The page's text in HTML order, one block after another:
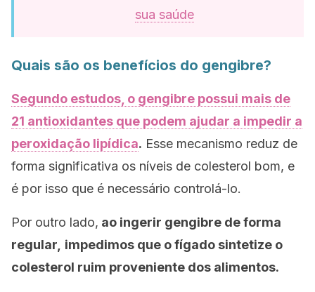
sua saúde
Quais são os benefícios do gengibre?
Segundo estudos, o gengibre possui mais de
21 antioxidantes que podem ajudar a impedir a
peroxidação lipídica. Esse mecanismo reduz de
forma significativa os níveis de colesterol bom, e
é por isso que é necessário controlá-lo.
Por outro lado, ao ingerir gengibre de forma
regular, impedimos que o fígado sintetize o
colesterol ruim proveniente dos alimentos.